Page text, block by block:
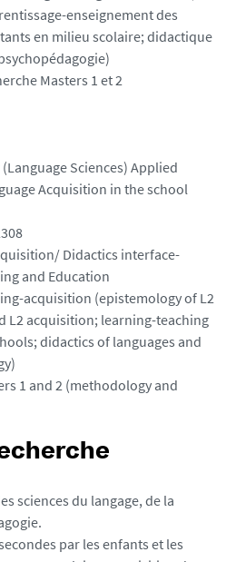
enseignement des
en milieu scolaire; didactique
Masters 1 et 2
Sciences) Applied
Acquisition in the school
Didactics interface-
and Education
acquisition (epistemology of L2
L2 acquisition; learning-teaching
didactics of languages and
1 and 2 (methodology and
sciences du langage, de la
par les enfants et les